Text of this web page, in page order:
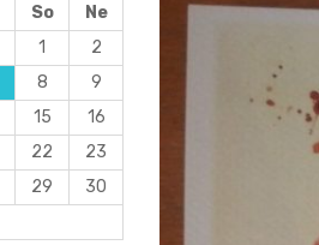
So
Ne
1
2
8
9
15
16
22
23
29
30